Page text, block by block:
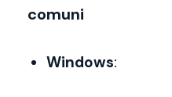
comuni
Windows: